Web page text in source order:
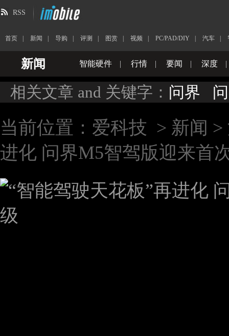
RSS
首页 新闻 导购 评测 图赏 视频 PC/PAD/DIY 汽车
新闻 智能硬件 | 行情 | 要闻 | 深度 |
相关文章 and 关键字： 问界
当前位置： 爱科技 > 新闻 >
进化 问界M5智驾版迎来首